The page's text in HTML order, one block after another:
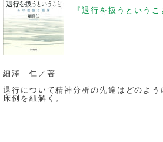
『退行を扱うという
細澤 仁／著
退行について精神分析の先達はどのよ
床例を紐解く。